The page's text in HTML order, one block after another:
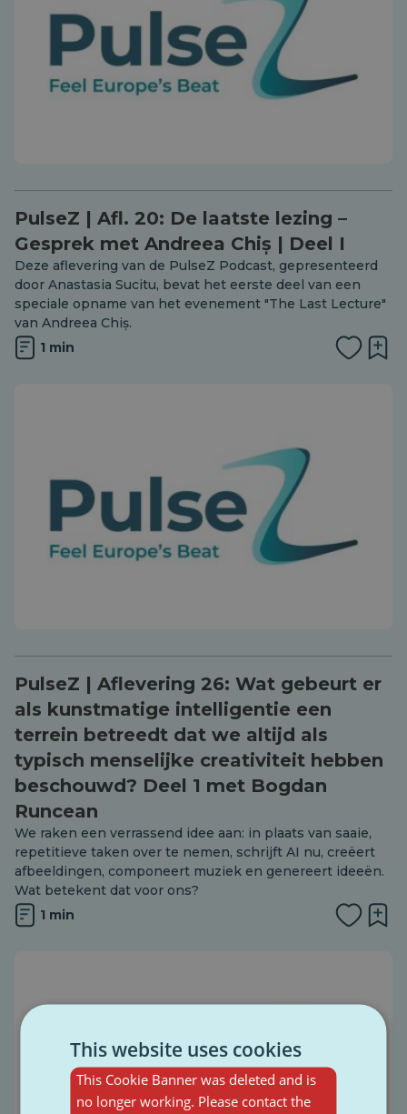
PulseZ | Afl. 20: De laatste lezing –
Gesprek met Andreea Chiș | Deel I
Deze aflevering van de PulseZ Podcast, gepresenteerd
door Anastasia Sucitu, bevat het eerste deel van een
speciale opname van het evenement "The Last Lecture"
van Andreea Chiș.
1 min
PulseZ | Aflevering 26: Wat gebeurt er
als kunstmatige intelligentie een
terrein betreedt dat we altijd als
typisch menselijke creativiteit hebben
beschouwd? Deel 1 met Bogdan
Runcean
We raken een verrassend idee aan: in plaats van saaie,
repetitieve taken over te nemen, schrijft AI nu, creëert
afbeeldingen, componeert muziek en genereert ideeën.
Wat betekent dat voor ons?
1 min
This website uses cookies
This Cookie Banner was deleted and is
no longer working. Please contact the